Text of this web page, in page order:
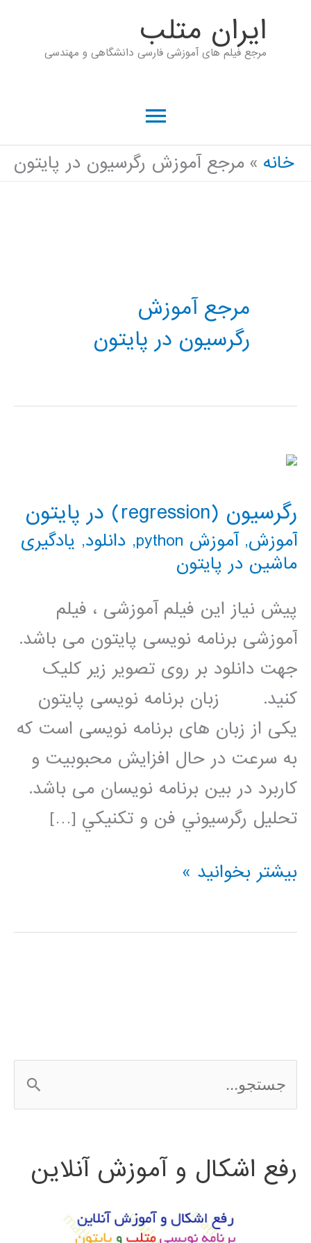
ايران متلب
مرجع فیلم های آموزشی فارسی دانشگاهی و مهندسی
فهرست
اصلی
خانه مرجع آموزش رگرسیون در پایتون
مرجع آموزش
رگرسیون در پایتون
رگرسیون (regression) در پایتون
آموزش,آموزش python , دانلود, یادگیری
ماشین در پایتون
پیش نیاز این فیلم آموزشی ، فیلم
آموزشی برنامه نویسی پایتون می باشد.
جهت دانلود بر روی تصویر زیر کلیک
کنید. زبان برنامه نویسی پایتون
یکی از زبان های برنامه نویسی است که
به سرعت در حال افزایش محبوبیت و
کاربرد در بین برنامه نویسان می باشد.
تحليل رگرسيوني فن و تکنيکي […]
رگرسیون
در
بیشتر بخوانید »
س
ج
رفع اشکال و آموزش آنلاین